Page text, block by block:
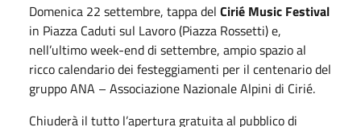
Domenica 22 settembre, tappa del Cirié Music Festival
in Piazza Caduti sul Lavoro (Piazza Rossetti) e,
nell’ultimo week-end di settembre, ampio spazio al
ricco calendario dei festeggiamenti per il centenario del
gruppo ANA – Associazione Nazionale Alpini di Cirié.
Chiuderà il tutto l’apertura gratuita al pubblico di